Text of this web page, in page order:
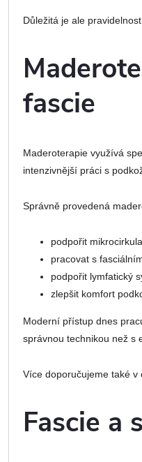
Důležitá je ale
fascie
Maderoterapie využívá
intenzivnější práci s
Správně provedená
podpořit
pracovat s
podpořit lymfatický
zlepšit komfort
Moderní přístup dnes
správnou technikou než s
Více doporučujeme také v
Fascie a